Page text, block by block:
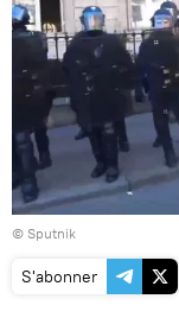
© Sputnik
S'abonner